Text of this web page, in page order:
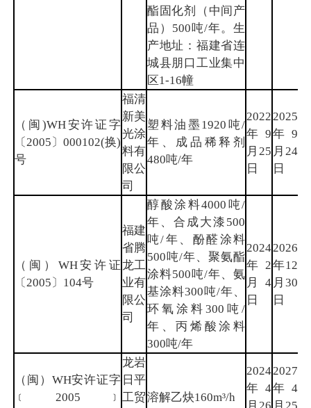
酯固化剂（中间产
品）500吨/年。生
产地址：福建省连
城县朋口工业集中
区1-16幢
（闽)WH安许证字
〔2005〕000102(换)
号
福清
新美
光涂
料有
限公
司
塑料油墨1920吨/
年、成品稀释剂
480吨/年
2022
年9
月25
日
2025
年9
月24
日
（闽）WH安许证
〔2005〕104号
福建
省腾
龙工
业有
限公
司
醇酸涂料4000吨/
年、合成大漆500
吨/年、酚醛涂料
500吨/年、聚氨酯
涂料500吨/年、氨
基涂料300吨/年、
环氧涂料300吨/
年、丙烯酸涂料
300吨/年
2024
年2
月4
日
2026
年12
月30
日
（闽）WH安许证字
﹝2005﹞
龙岩
日平
工贸溶解乙炔160m³/h
2024
年4
2027
年4